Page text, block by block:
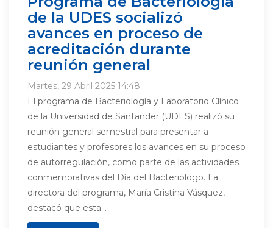
de la UDES socializó
avances en proceso de
acreditación durante
reunión general
Martes, 29 Abril 2025 14:48
El programa de Bacteriología y Laboratorio Clínico
de la Universidad de Santander (UDES) realizó su
reunión general semestral para presentar a
estudiantes y profesores los avances en su proceso
de autorregulación, como parte de las actividades
conmemorativas del Día del Bacteriólogo. La
directora del programa, María Cristina Vásquez,
destacó que esta...